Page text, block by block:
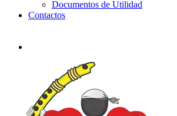
Documentos de Utilidad
Contactos